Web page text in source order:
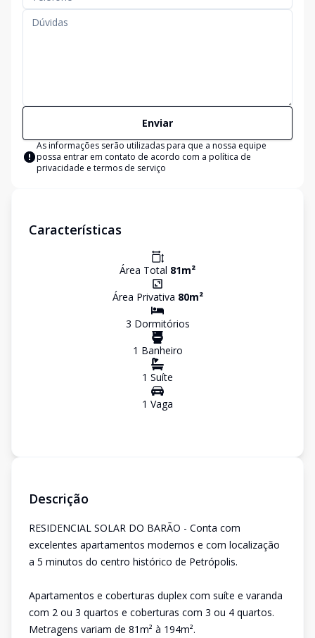
Enviar
As informações serão utilizadas para que a nossa equipe
possa entrar em contato de acordo com a política de
privacidade e termos de serviço
Características
Área Total 81m²
Área Privativa 80m²
3 Dormitórios
1 Banheiro
1 Suíte
1 Vaga
Descrição
RESIDENCIAL SOLAR DO BARÃO - Conta com
excelentes apartamentos modernos e com localização
a 5 minutos do centro histórico de Petrópolis.
Apartamentos e coberturas duplex com suíte e varanda
com 2 ou 3 quartos e coberturas com 3 ou 4 quartos.
Metragens variam de 81m² à 194m².